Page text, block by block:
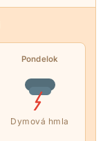
Pondelok
Dymová hmla